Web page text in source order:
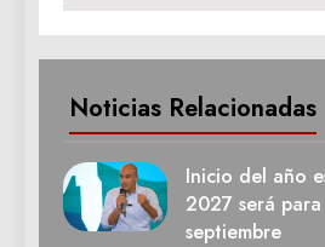
Noticias Relacionadas
Inicio del año
2027 será
septiembre